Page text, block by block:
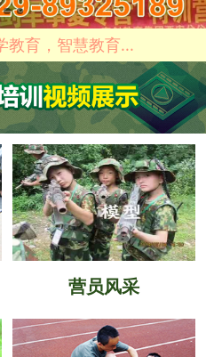
教育，智慧教育...
营员风采